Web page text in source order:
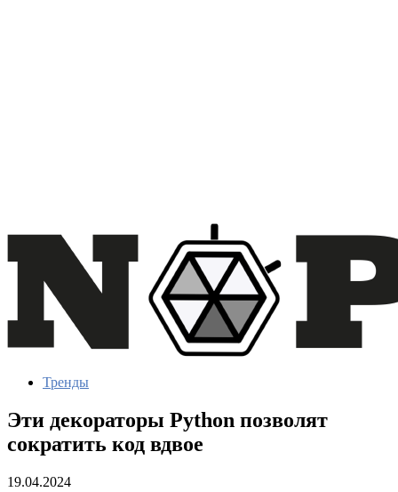
Тренды
Эти декораторы Python позволят
сократить код вдвое
19.04.2024